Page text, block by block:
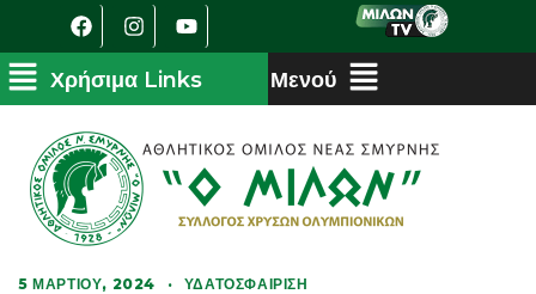
5 ΜΑΡΤΊΟΥ, 2024 · ΥΔΑΤΟΣΦΑΊΡΙΣΗ